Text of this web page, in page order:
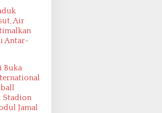
Air
Antar-
Buka
Stadion
Jamal